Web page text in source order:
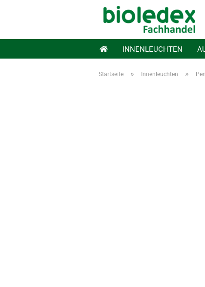
INNENLEUCHTEN
Startseite » Innenleuchten »